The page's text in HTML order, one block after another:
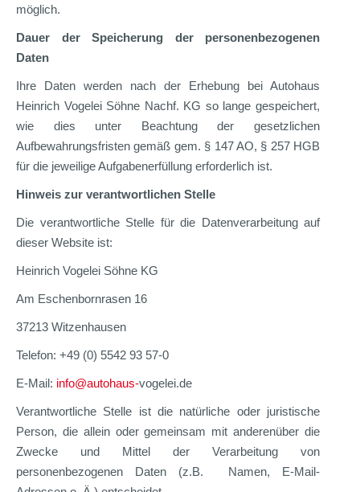
möglich.
Dauer der Speicherung der personenbezogenen
Daten
Ihre Daten werden nach der Erhebung bei Autohaus
Heinrich Vogelei Söhne Nachf. KG so lange gespeichert,
wie dies unter Beachtung der gesetzlichen
Aufbewahrungsfristen gemäß gem. § 147 AO, § 257 HGB
für die jeweilige Aufgabenerfüllung erforderlich ist.
Hinweis zur verantwortlichen Stelle
Die verantwortliche Stelle für die Datenverarbeitung auf
dieser Website ist:
Heinrich Vogelei Söhne KG
Am Eschenbornrasen 16
37213 Witzenhausen
Telefon: +49 (0) 5542 93 57-0
E-Mail: info@autohaus-vogelei.de
Verantwortliche Stelle ist die natürliche oder juristische
Person, die allein oder gemeinsam mit anderenüber die
Zwecke und Mittel der Verarbeitung von
personenbezogenen Daten (z.B. Namen, E-Mail-